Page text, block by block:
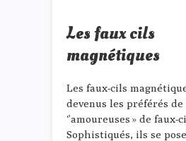
Les faux cils
magnétiques
Les faux-cils
devenus les préférés de
‘’amoureuses » de faux-
Sophistiqués, ils se